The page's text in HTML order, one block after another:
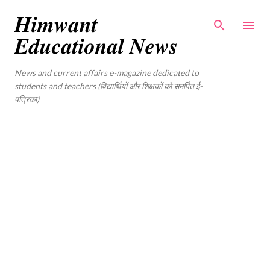
𝑯𝒊𝒎𝒘𝒂𝒏𝒕
𝑬𝒅𝒖𝒄𝒂𝒕𝒊𝒐𝒏𝒂𝒍 𝑵𝒆𝒘𝒔
News and current affairs e-magazine dedicated to
students and teachers (विद्यार्थियों और शिक्षकों को समर्पित ई-
पत्रिका)